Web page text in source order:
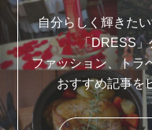
自分らしく輝きた
「DRESS」
ファッション、トラ
おすすめ記事を